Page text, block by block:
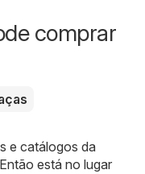
comprar
e catálogos da
está no lugar